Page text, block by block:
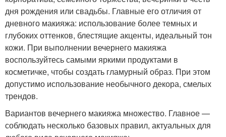
дня рождения или свадьбы. Главные его отличия от
дневного макияжа: использование более темных и
глубоких оттенков, блестящие акценты, идеальный тон
кожи. При выполнении вечернего макияжа
воспользуйтесь самыми яркими продуктами в
косметичке, чтобы создать гламурный образ. При этом
допустимо использование необычного декора, смелых
трендов.
Вариантов вечернего макияжа множество. Главное —
соблюдать несколько базовых правил, актуальных для